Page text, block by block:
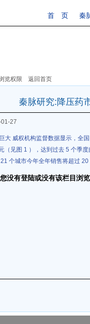
首 页 秦
览权限 返回首页
秦脉研究:降压药
27
大 威权机构监督数据显示，全
（见图 1 ），达到过去 5 个季
个城市今年全年销售将超过
没有登陆或没有该栏目浏